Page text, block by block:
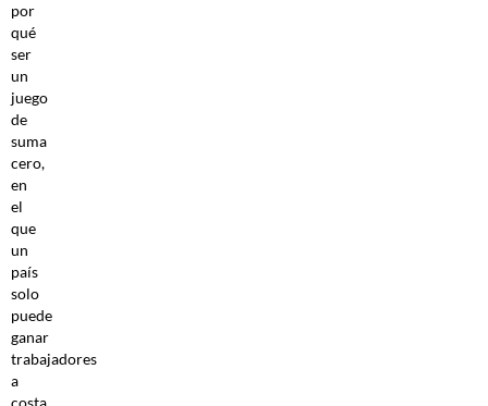
por
qué
ser
un
juego
de
suma
cero,
en
el
que
un
país
solo
puede
ganar
trabajadores
a